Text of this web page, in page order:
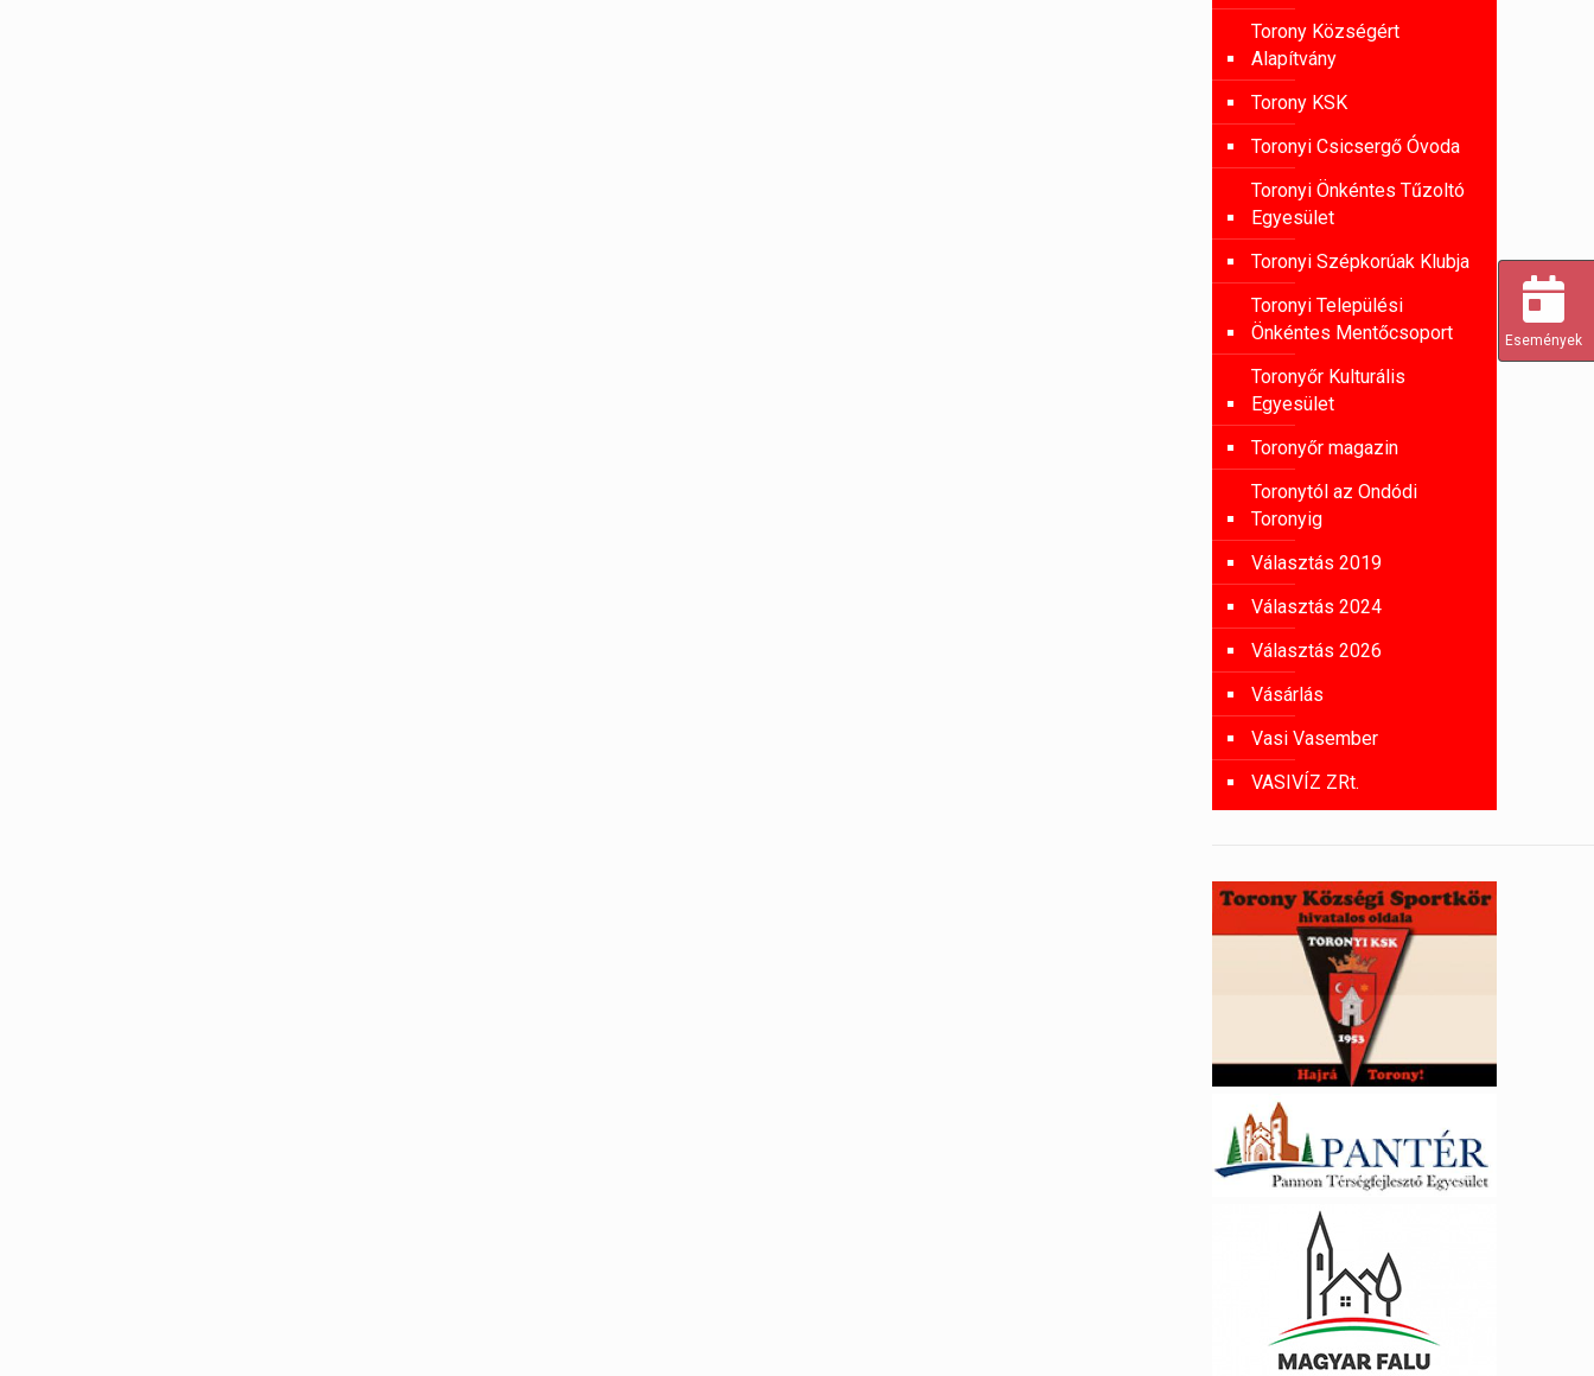
Torony Községért
Alapítvány
Torony KSK
Toronyi Csicsergő Óvoda
Toronyi Önkéntes Tűzoltó
Egyesület
Toronyi Szépkorúak Klubja
Toronyi Települési
Önkéntes Mentőcsoport
Toronyőr Kulturális
Egyesület
Toronyőr magazin
Toronytól az Ondódi
Toronyig
Választás 2019
Választás 2024
Választás 2026
Vásárlás
Vasi Vasember
VASIVÍZ ZRt.
Események